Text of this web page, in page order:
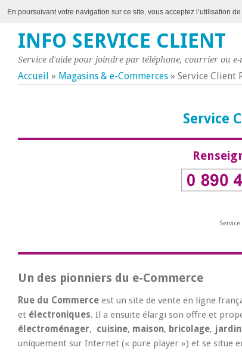
En poursuivant votre navigation sur ce site, vous acceptez l’utilisation
INFO SERVICE CLIENT
Service d'aide pour joindre par téléphone, courrier ou
Accueil » Magasins & e-Commerces » Service Client
Service
Un des pionniers du e-Commerce
Rue du Commerce est un site de vente en ligne
et électroniques. Il a ensuite élargi son offre et
électroménager, cuisine, maison, bricolage, jardin
uniquement sur Internet (« pure player ») et se situe